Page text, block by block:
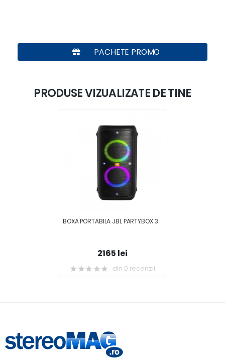
PACHETE PROMO
PRODUSE VIZUALIZATE DE TINE
BOXA PORTABILA JBL PARTYBOX 300
2165 lei
din 0 recenzii